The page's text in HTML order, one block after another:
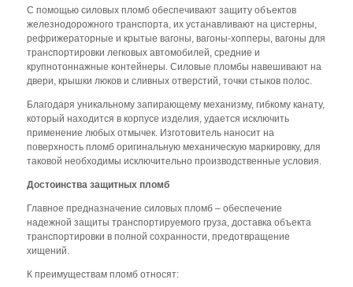
С помощью силовых пломб обеспечивают защиту объектов
железнодорожного транспорта, их устанавливают на цистерны,
рефрижераторные и крытые вагоны, вагоны-хопперы, вагоны для
транспортировки легковых автомобилей, средние и
крупнотоннажные контейнеры. Силовые пломбы навешивают на
двери, крышки люков и сливных отверстий, точки стыков полос.
Благодаря уникальному запирающему механизму, гибкому канату,
который находится в корпусе изделия, удается исключить
применение любых отмычек. Изготовитель наносит на
поверхность пломб оригинальную механическую маркировку, для
таковой необходимы исключительно производственные условия.
Достоинства защитных пломб
Главное предназначение силовых пломб – обеспечение
надежной защиты транспортируемого груза, доставка объекта
транспортировки в полной сохранности, предотвращение
хищений.
К преимуществам пломб относят: